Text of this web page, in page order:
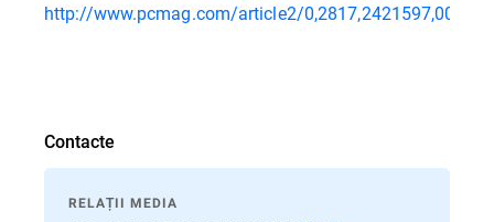
http://www.pcmag.com/article2/0,2817,2421597,00.asp
Contacte
RELAȚII MEDIA